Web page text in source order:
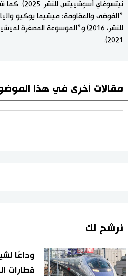
نيتسوغاي
”الفوضى والمقاومة: ميشيما يوكيو
للنشر، 2016) و”الموسوعة المصغرة
2021).
مقالات أخرى في هذا
نرشح لك
قطارات